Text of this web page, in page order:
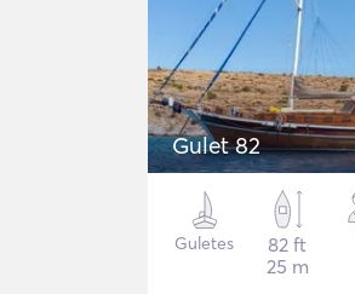
Gulet 82
Guletes
82 ft
25 m